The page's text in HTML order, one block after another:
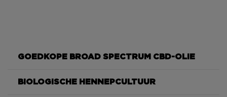
GOEDKOPE BROAD SPECTRUM CBD-OLIE
BIOLOGISCHE HENNEPCULTUUR